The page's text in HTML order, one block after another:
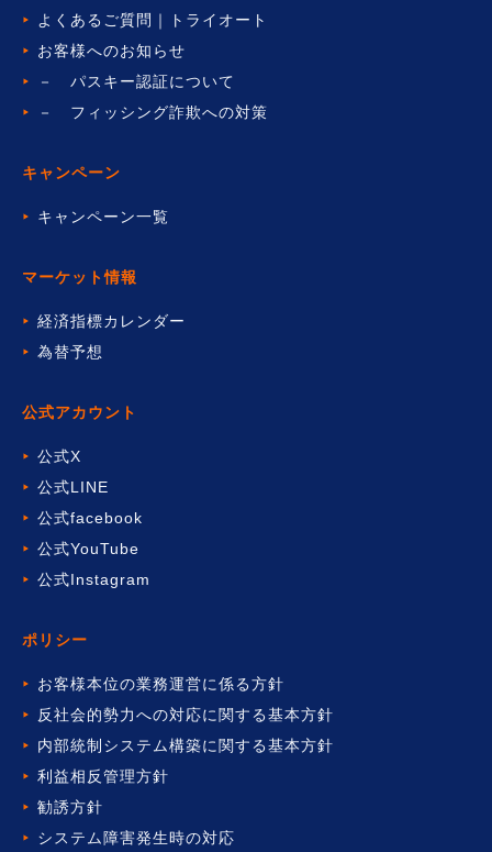
キャンペーン
キャンペーン一覧
マーケット情報
経済指標カレンダー
為替予想
公式アカウント
公式X
公式LINE
公式facebook
公式YouTube
公式Instagram
ポリシー
お客様本位の業務運営に係る方針
反社会的勢力への対応に関する基本方針
内部統制システム構築に関する基本方針
利益相反管理方針
勧誘方針
システム障害発生時の対応
よくあるご質問｜トライオート
お客様へのお知らせ
－ パスキー認証について
－ フィッシング詐欺への対策